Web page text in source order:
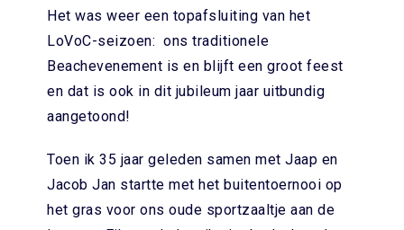
Het was weer een topafsluiting van het
LoVoC-seizoen: ons traditionele
Beachevenement is en blijft een groot feest
en dat is ook in dit jubileum jaar uitbundig
aangetoond!
Toen ik 35 jaar geleden samen met Jaap en
Jacob Jan startte met het buitentoernooi op
het gras voor ons oude sportzaaltje aan de